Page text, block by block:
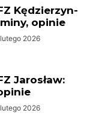
Kędzierzyn-
opinie
2026
Jarosław:
2026